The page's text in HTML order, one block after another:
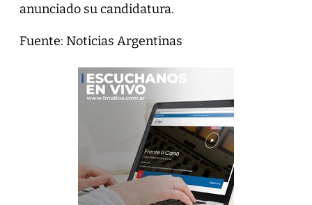
anunciado su candidatura.
Fuente: Noticias Argentinas